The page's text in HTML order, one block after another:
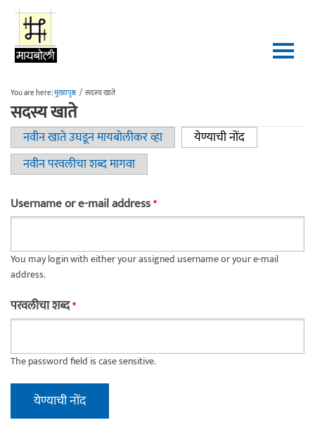
Skip to main content
You are here:मुख्यपृष्ठ / सदस्य खाते
सदस्य खाते
Primary tabs
नवीन खाते उघडून मायबोलीकर व्हा येण्याची नोंद(active tab)
नवीन परवलीचा शब्द मागवा
Username or e-mail address*
You may login with either your assigned username or your e-mail
address.
परवलीचा शब्द*
The password field is case sensitive.